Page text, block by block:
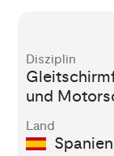
Disziplin
und
Land
Spanien